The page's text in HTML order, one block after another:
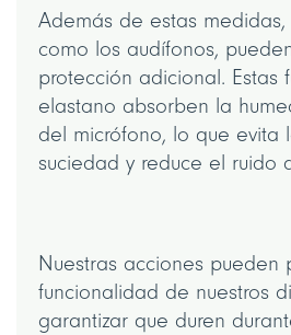
Además de estas medidas,
como los audífonos,
protección adicional. Estas
elastano absorben la
del micrófono, lo que evita
suciedad y reduce el ruido
Nuestras acciones pueden
funcionalidad de nuestros
garantizar que duren